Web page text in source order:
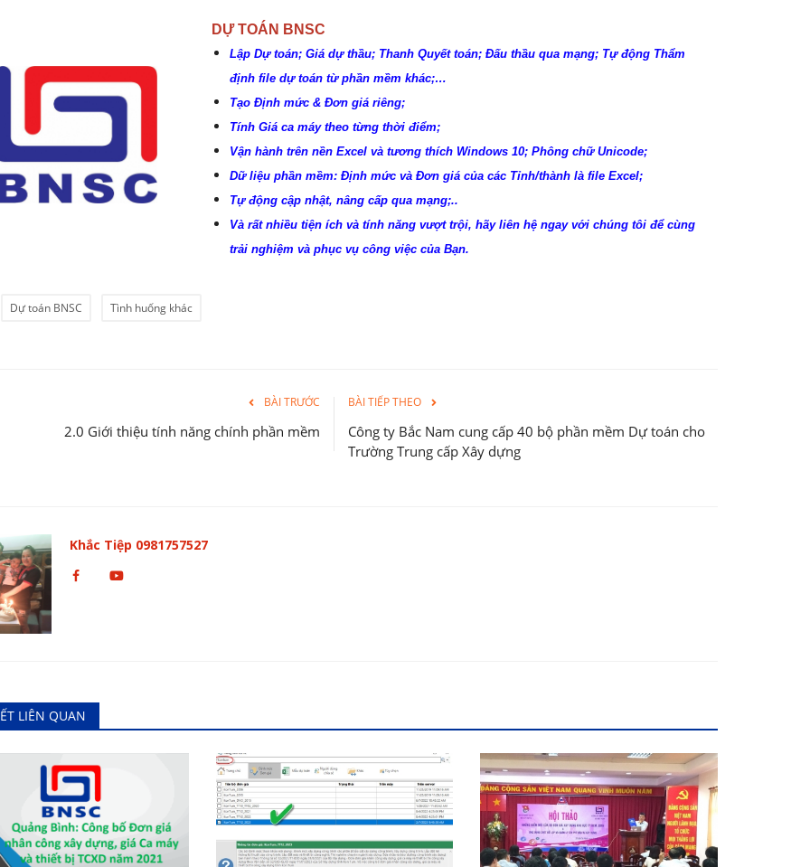
DỰ TOÁN BNSC
Lập Dự toán; Giá dự thầu; Thanh Quyết toán; Đấu thầu qua mạng; Tự động Thẩm
định file dự toán từ phần mềm khác;…
Tạo Định mức & Đơn giá riêng;
Tính Giá ca máy theo từng thời điểm;
Vận hành trên nền Excel và tương thích Windows 10; Phông chữ Unicode;
Dữ liệu phần mềm: Định mức và Đơn giá của các Tỉnh/thành là file Excel;
Tự động cập nhật, nâng cấp qua mạng;..
Và rất nhiều tiện ích và tính năng vượt trội, hãy liên hệ ngay với chúng tôi để cùng
trải nghiệm và phục vụ công việc của Bạn.
Dự toán BNSC Tình huống khác
BÀI TRƯỚC
2.0 Giới thiệu tính năng chính phần mềm
BÀI TIẾP THEO
Công ty Bắc Nam cung cấp 40 bộ phần mềm Dự toán cho
Trường Trung cấp Xây dựng
Khắc Tiệp 0981757527
LIÊN QUAN